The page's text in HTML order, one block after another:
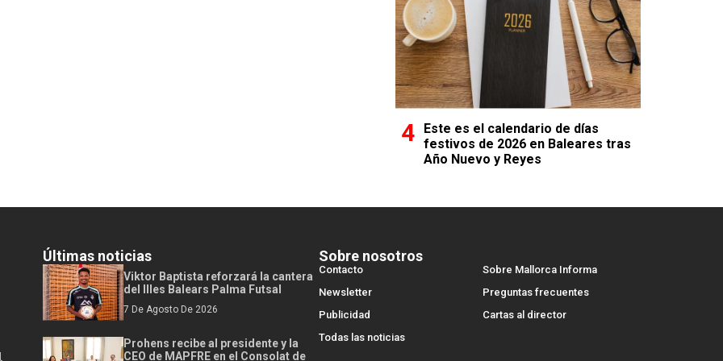
Este es el calendario de días
festivos de 2026 en Baleares tras
Año Nuevo y Reyes
Últimas noticias
Viktor Baptista reforzará la cantera
del Illes Balears Palma Futsal
7 De Agosto De 2026
Prohens recibe al presidente y la
CEO de MAPFRE en el Consolat de
Sobre nosotros
Contacto
Sobre Mallorca Informa
Newsletter
Preguntas frecuentes
Publicidad
Cartas al director
Todas las noticias